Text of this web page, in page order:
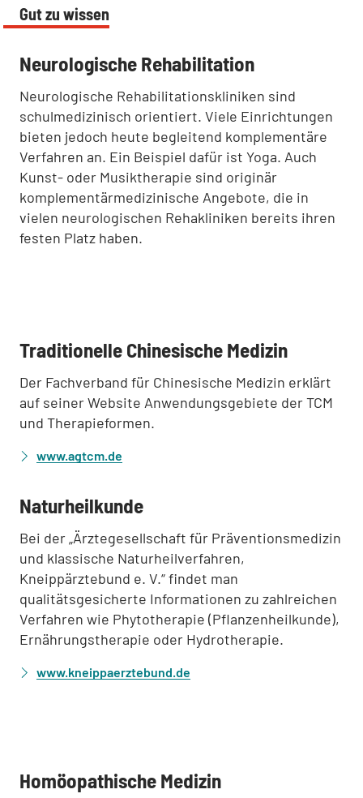
Gut zu wissen
:Neurologische Rehabilitation
Neurologische Rehabilitationskliniken sind
schulmedizinisch orientiert. Viele Einrichtungen
bieten jedoch heute begleitend komplementäre
Verfahren an. Ein Beispiel dafür ist Yoga. Auch
Kunst- oder Musiktherapie sind originär
komplementärmedizinische Angebote, die in
vielen neurologischen Rehakliniken bereits ihren
festen Platz haben.
:
Traditionelle Chinesische Medizin
Der Fachverband für Chinesische Medizin erklärt
auf seiner Website Anwendungsgebiete der TCM
und Therapieformen.
www.agtcm.de
:Naturheilkunde
Bei der „Ärztegesellschaft für Präventionsmedizin
und klassische Naturheilverfahren,
Kneippärztebund e. V.“ findet man
qualitätsgesicherte Informationen zu zahlreichen
Verfahren wie Phytotherapie (Pflanzenheilkunde),
Ernährungstherapie oder Hydrotherapie.
www.kneippaerztebund.de
:Homöopathische Medizin